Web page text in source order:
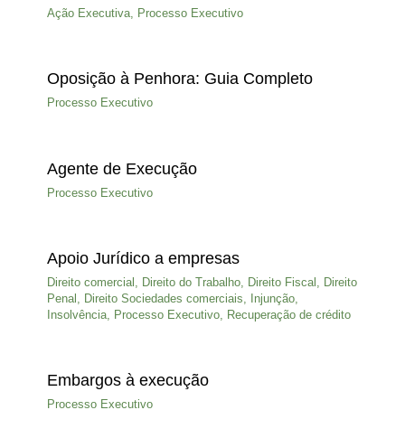
Ação Executiva, Processo Executivo
Oposição à Penhora: Guia Completo
Processo Executivo
Agente de Execução
Processo Executivo
Apoio Jurídico a empresas
Direito comercial Direito do Trabalho Direito Fiscal
Direito
Penal
Direito Sociedades comerciais Injunção
Insolvência
Processo Executivo Recuperação de crédito
Embargos à execução
Processo Executivo